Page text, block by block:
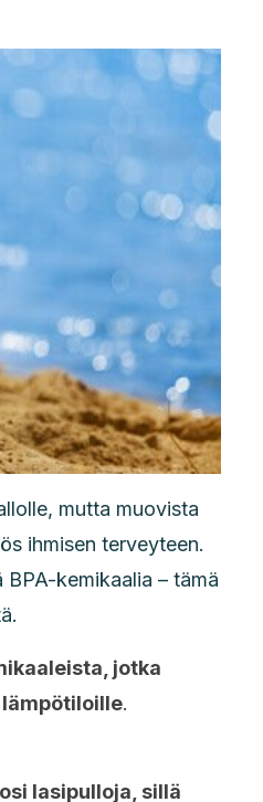
mutta muovista
ihmisen terveyteen.
kemikaalia – tämä
jotka
.
lasipulloja, sillä